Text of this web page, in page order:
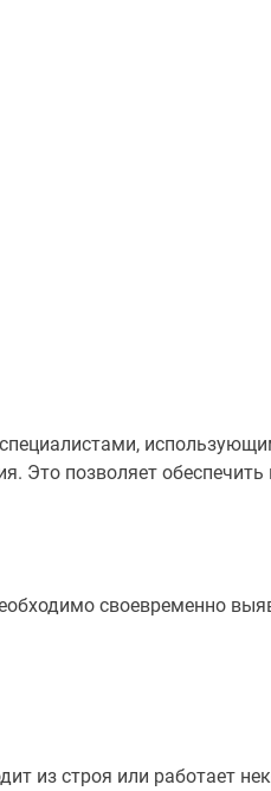
Это позволяет
своевременно
из строя или работает